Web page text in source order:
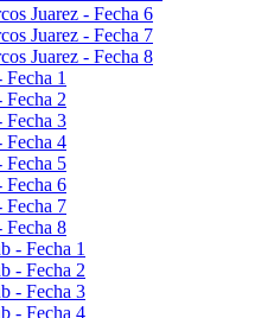
Juarez - Fecha 6
Juarez - Fecha 7
Juarez - Fecha 8
1
2
3
4
5
6
7
8
- Fecha 1
- Fecha 2
- Fecha 3
- Fecha 4